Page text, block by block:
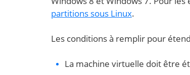
partitions sous Linux.
Les conditions à remplir pour
La machine virtuelle doit être